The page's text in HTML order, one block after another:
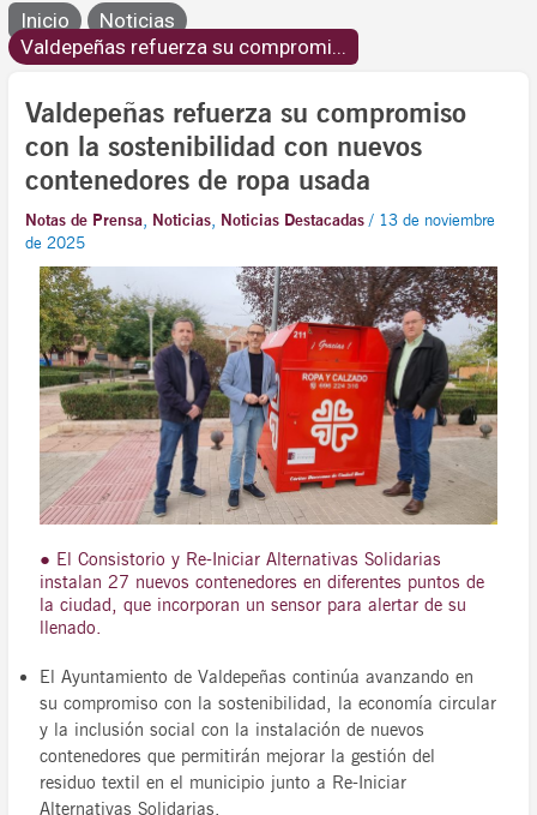
Inicio
Noticias
Valdepeñas refuerza su compromi...
Valdepeñas refuerza su compromiso
con la sostenibilidad con nuevos
contenedores de ropa usada
Notas de Prensa, Noticias, Noticias Destacadas / 13 de noviembre
de 2025
● El Consistorio y Re-Iniciar Alternativas Solidarias
instalan 27 nuevos contenedores en diferentes puntos de
la ciudad, que incorporan un sensor para alertar de su
llenado.
El Ayuntamiento de Valdepeñas continúa avanzando en
su compromiso con la sostenibilidad, la economía circular
y la inclusión social con la instalación de nuevos
contenedores que permitirán mejorar la gestión del
residuo textil en el municipio junto a Re-Iniciar
Alternativas Solidarias.